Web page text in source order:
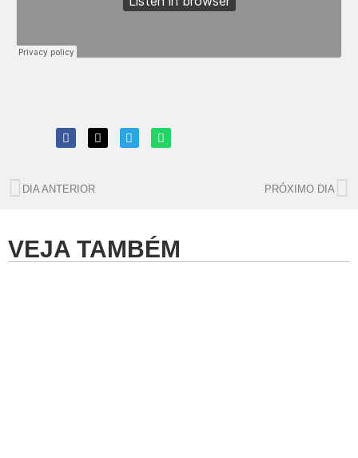
DIA ANTERIOR PRÓXIMO DIA
VEJA TAMBÉM